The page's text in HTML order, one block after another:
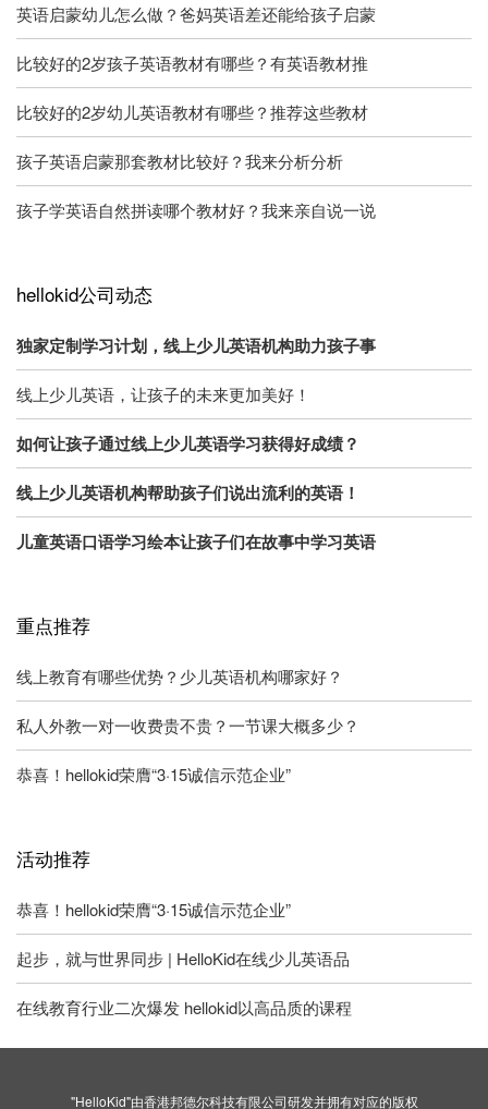
英语启蒙幼儿怎么做？爸妈英语差还能给孩子启蒙
比较好的2岁孩子英语教材有哪些？有英语教材推
比较好的2岁幼儿英语教材有哪些？推荐这些教材
孩子英语启蒙那套教材比较好？我来分析分析
孩子学英语自然拼读哪个教材好？我来亲自说一说
hellokid公司动态
独家定制学习计划，线上少儿英语机构助力孩子事
线上少儿英语，让孩子的未来更加美好！
如何让孩子通过线上少儿英语学习获得好成绩？
线上少儿英语机构帮助孩子们说出流利的英语！
儿童英语口语学习绘本让孩子们在故事中学习英语
重点推荐
线上教育有哪些优势？少儿英语机构哪家好？
私人外教一对一收费贵不贵？一节课大概多少？
恭喜！hellokid荣膺“3·15诚信示范企业”
活动推荐
恭喜！hellokid荣膺“3·15诚信示范企业”
起步，就与世界同步 | HelloKid在线少儿英语品
在线教育行业二次爆发 hellokid以高品质的课程
"HelloKid"由香港邦德尔科技有限公司研发并拥有对应的版权